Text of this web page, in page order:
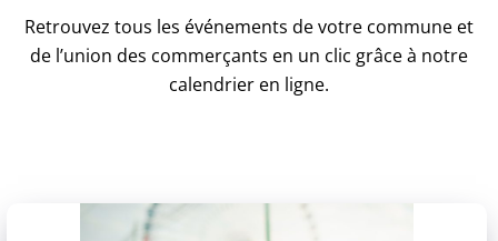
Retrouvez tous les événements de votre commune et
de l’union des commerçants en un clic grâce à notre
calendrier en ligne.